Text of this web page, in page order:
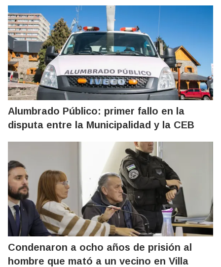
Alumbrado Público: primer fallo en la
disputa entre la Municipalidad y la CEB
Condenaron a ocho años de prisión al
hombre que mató a un vecino en Villa